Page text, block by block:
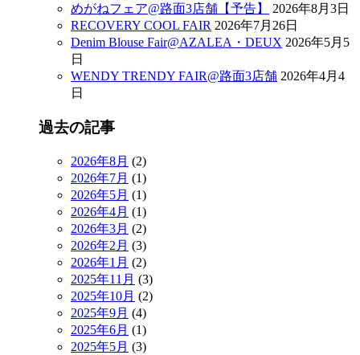
めがねフェア@路面3店舗【予告】
2026年8月3日
RECOVERY COOL FAIR 2026年7月26日
Denim Blouse Fair@AZALEA・DEUX 2026年5月5
日
WENDY TRENDY FAIR@路面3店舗 2026年4月4
日
過去の記事
2026年8月 (2)
2026年7月 (1)
2026年5月 (1)
2026年4月 (1)
2026年3月 (2)
2026年2月 (3)
2026年1月 (2)
2025年11月 (3)
2025年10月 (2)
2025年9月 (4)
2025年6月 (1)
2025年5月 (3)